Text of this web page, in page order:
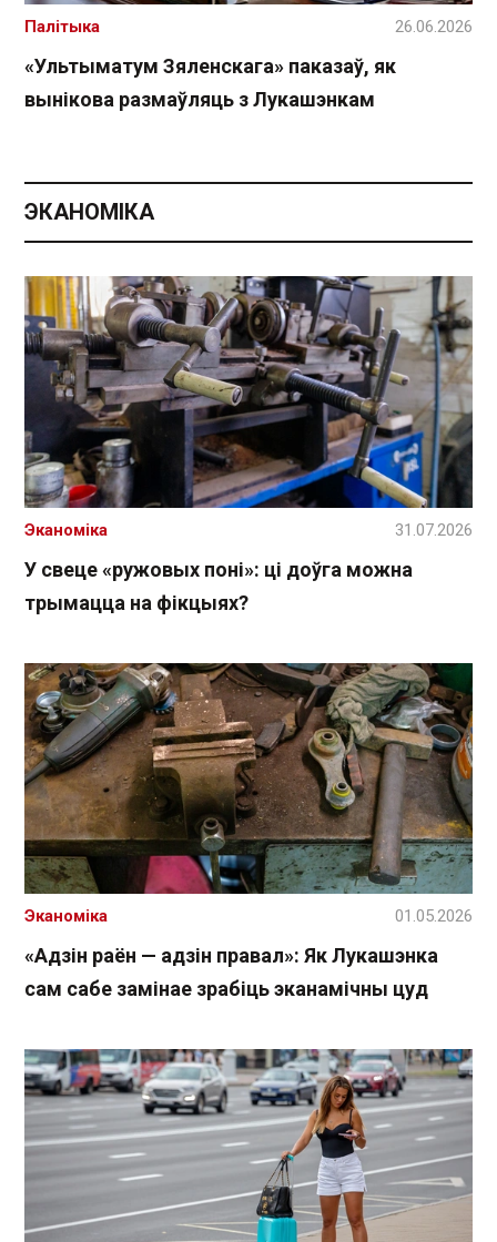
«Ультыматум Зяленскага» паказаў, як
вынікова размаўляць з Лукашэнкам
Палітыка 26.06.2026
ЭКАНОМІКА
У свеце «ружовых поні»: ці доўга можна
трымацца на фікцыях?
Эканоміка 31.07.2026
«Адзін раён — адзін правал»: Як Лукашэнка
сам сабе замінае зрабіць эканамічны цуд
Эканоміка 01.05.2026